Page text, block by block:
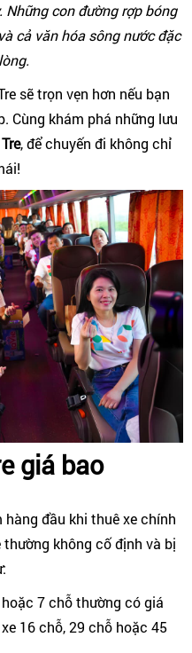
Những con đường rợp bóng
cả văn hóa sông nước đặc
sẽ trọn vẹn hơn nếu bạn
Cùng khám phá những lưu
, để chuyến đi không chỉ
giá bao
đầu khi thuê xe chính
thường không cố định và bị
7 chỗ thường có giá
16 chỗ, 29 chỗ hoặc 45